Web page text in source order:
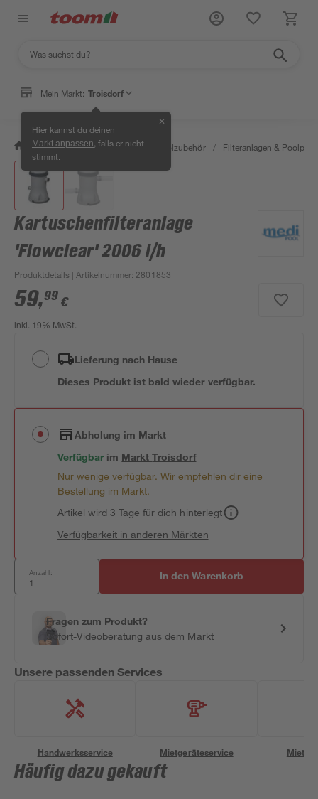
Mein Markt: Troisdorf
Hier kannst du deinen
Markt anpassen , falls er nicht
stimmt.
✕
/ Garten & Freizeit / Pools & Poolzubehör / Filteranlagen &
Kartuschenfilteranlage
'Flowclear' 2006 l/h
Produktdetails | Artikelnummer: 2801853
59,99 €
inkl. 19% MwSt.
Lieferung nach Hause
Dieses Produkt ist bald wieder verfügbar.
Abholung im Markt
Verfügbar im MarktTroisdorf
Nur wenige verfügbar. Wir empfehlen dir eine
Bestellung im Markt.
Artikel wird 3 Tage für dich hinterlegt
Verfügbarkeit in anderen Märkten
Anzahl: In den Warenkorb
Fragen zum Produkt?
Sofort-Videoberatung aus dem Markt
Unsere passenden Services
Handwerksservice Mietgeräteservice
Häufig dazu gekauft